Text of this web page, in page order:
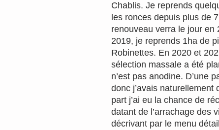
Chablis. Je reprends
les ronces depuis plus de
renouveau verra le jour en
2019, je reprends 1ha de
Robinettes. En 2020 et
sélection massale a été
n’est pas anodine. D’une
donc j’avais naturellement
part j’ai eu la chance de
datant de l’arrachage des
décrivant par le menu